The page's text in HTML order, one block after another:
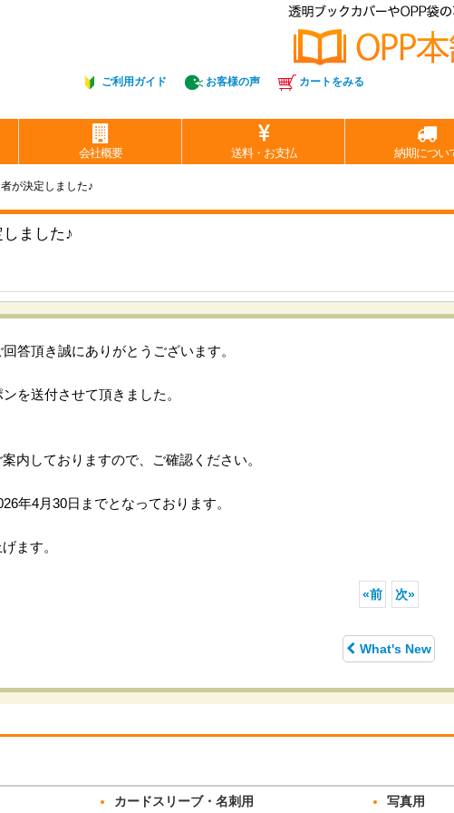
ご利用ガイド お客様の声 カートをみる
会社概要 送料・お支払 納期につい
が決定しました♪
ました♪
答頂き誠にありがとうございます。
を送付させて頂きました。
内しておりますので、ご確認ください。
年4月30日までとなっております。
ます。
«前 次»
What's New
カードスリーブ・名刺用 写真用